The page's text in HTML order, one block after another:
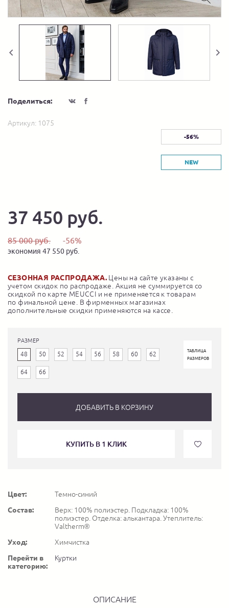
Поделиться:
Артикул: 1075
-56%
NEW
37 450 руб.
85 000 руб. -56%
экономия 47 550 руб.
СЕЗОННАЯ РАСПРОДАЖА. Цены на сайте указаны с
учетом скидок по распродаже. Акция не суммируется со
скидкой по карте MEUCCI и не применяется к товарам
по финальной цене. В фирменных магазинах
дополнительные скидки применяются на кассе.
РАЗМЕР
48 50 52 54 56 58 60 62
64 66
ТАБЛИЦА
РАЗМЕРОВ
ДОБАВИТЬ В КОРЗИНУ
КУПИТЬ В 1 КЛИК
Цвет:
Темно-синий
Состав:
Верх: 100% полиэстер. Подкладка: 100%
полиэстер. Отделка: алькантара. Утеплитель:
Valtherm®
Уход:
Химчистка
Перейти в
категорию:
Куртки
ОПИСАНИЕ